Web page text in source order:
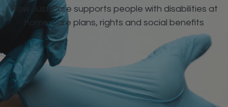
How Just Care supports people with disabilities at
home: care plans, rights and social benefits